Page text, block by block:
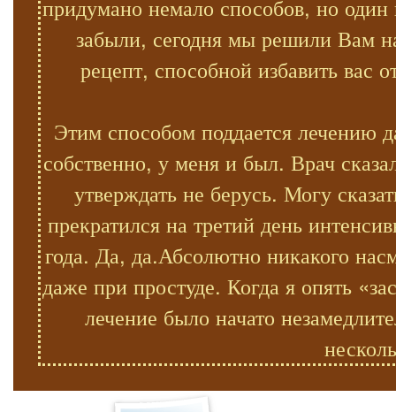
придумано немало способов, но
забыли, сегодня мы решили Вам
рецепт, способной избавить вас
Этим способом поддается лечению
собственно, у меня и был. Врач
утверждать не берусь. Могу
прекратился на третий день
года. Да, да.Абсолютно никакого
даже при простуде. Когда я опять
лечение было начато